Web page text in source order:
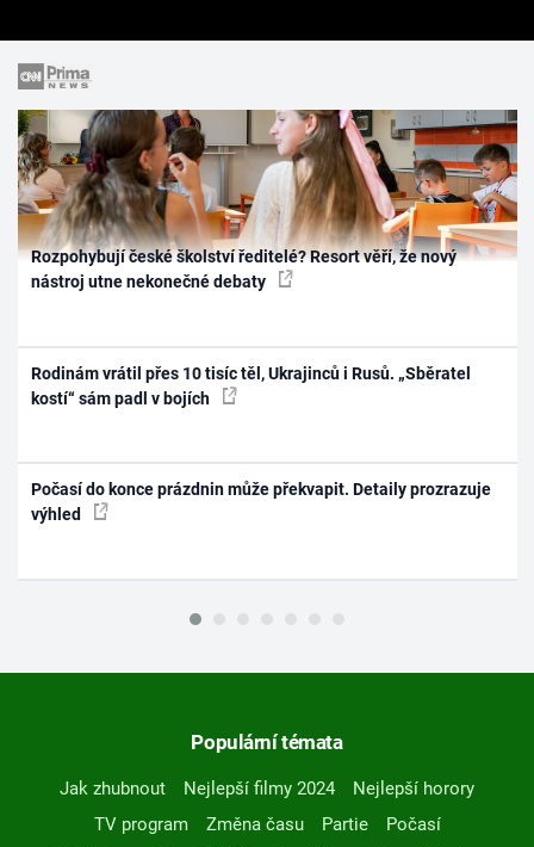
Rozpohybují české školství ředitelé? Resort věří, že nový
nástroj utne nekonečné debaty
Rodinám vrátil přes 10 tisíc těl, Ukrajinců i Rusů. „Sběratel
kostí“ sám padl v bojích
Počasí do konce prázdnin může překvapit. Detaily prozrazuje
výhled
Populární témata
Jak zhubnout Nejlepší filmy 2024
Nejlepší horory
TV program
Změna času Partie
Počasí